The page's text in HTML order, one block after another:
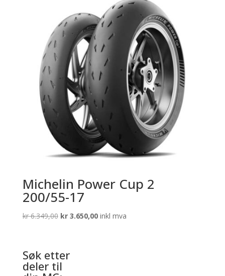
Michelin Power Cup 2
200/55-17
kr6.349,00 Opprinnelig
kr3.650,00Nåværende
inkl mva
Søk etter
deler til